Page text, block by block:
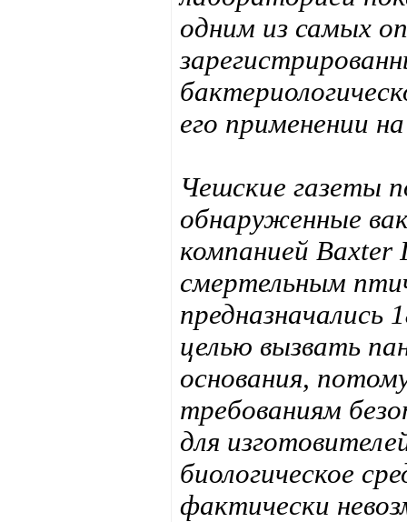
одним из самых
его применении
Чешские газеты
обнаруженные
компанией
смертельным
целью вызвать
основания,
требованиям
для
биологическое
фактически